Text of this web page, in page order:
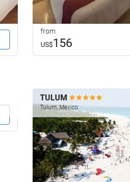
from
US$156
TULUM
Tulum, Mexico